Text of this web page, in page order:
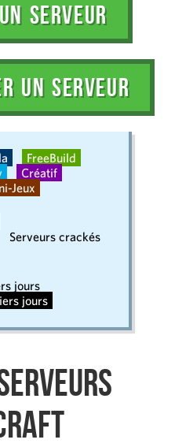
SERVEUR
UN SERVEUR
FreeBuild
Créatif
Jeux
Serveurs crackés
jours
jours